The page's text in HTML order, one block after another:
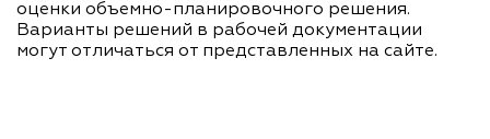
оценки объемно-планировочного решения.
Варианты решений в рабочей документации
могут отличаться от представленных на сайте.